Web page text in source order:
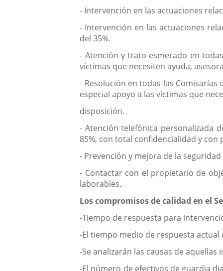
- Intervención en las actuaciones
- Intervención en las actuaciones
del 35%.
- Atención y trato esmerado en
víctimas que necesiten ayuda,
- Resolución en todas las
especial apoyo a las víctimas que
disposición.
- Atención telefónica personalizada
85%, con total confidencialidad y
- Prevención y mejora de la
- Contactar con el propietario de
laborables.
Los compromisos de calidad en el
-Tiempo de respuesta para
-El tiempo medio de respuesta
-Se analizarán las causas de
-El número de efectivos de guardia